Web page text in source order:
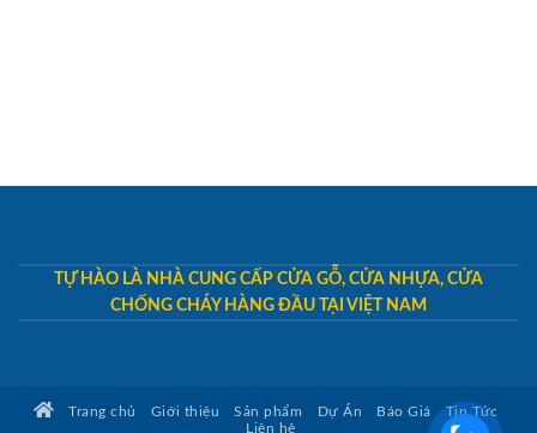
TỰ HÀO LÀ NHÀ CUNG CẤP CỬA GỖ, CỬA NHỰA, CỬA
CHỐNG CHÁY HÀNG ĐẦU TẠI VIỆT NAM
Trang chủ Giới thiệu Sản phẩm Dự Án Báo Giá
Tin Tức
Liên hệ